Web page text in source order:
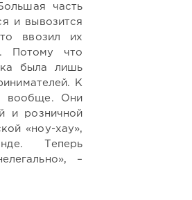
часть
и вывозится
ввозил их
Потому что
была лишь
К
вообще. Они
и розничной
«ноу-хау»,
Теперь
–